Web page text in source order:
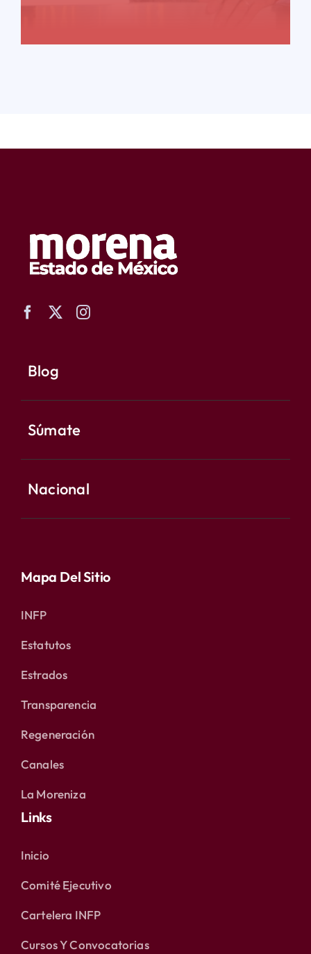
Blog
Súmate
Nacional
Mapa Del Sitio
INFP
Estatutos
Estrados
Transparencia
Regeneración
Canales
La Moreniza
Links
Inicio
Comité Ejecutivo
Cartelera INFP
Cursos Y Convocatorias